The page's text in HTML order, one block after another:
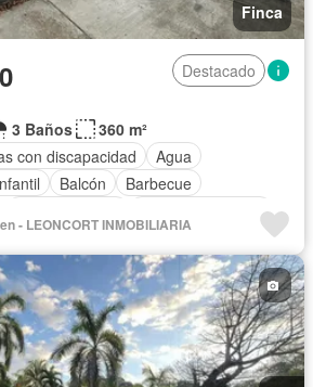
Finca
Destacado
3 Baños
360 m²
con discapacidad
Agua
Balcón
Barbecue
Cuarto de servicio
Gas natural Jardín
Terraza Vista panorámica
- LEONCORT INMOBILIARIA